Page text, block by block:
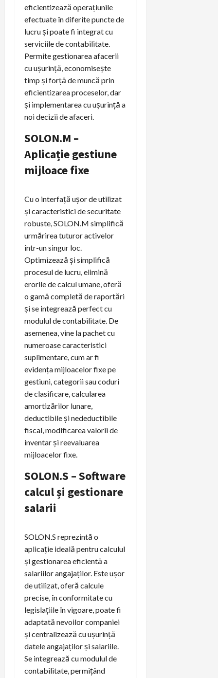
eficientizează operațiunile
efectuate în diferite puncte de
lucru și poate fi integrat cu
serviciile de contabilitate.
Permite gestionarea afacerii
cu ușurință, economisește
timp și forță de muncă prin
eficientizarea proceselor, dar
și implementarea cu ușurință a
noi decizii de afaceri.
SOLON.M –
Aplicație gestiune
mijloace fixe
Cu o interfață ușor de utilizat
și caracteristici de securitate
robuste, SOLON.M simplifică
urmărirea tuturor activelor
într-un singur loc.
Optimizează și simplifică
procesul de lucru, elimină
erorile de calcul umane, oferă
o gamă completă de raportări
și se integrează perfect cu
modulul de contabilitate. De
asemenea, vine la pachet cu
numeroase caracteristici
suplimentare, cum ar fi
evidența mijloacelor fixe pe
gestiuni, categorii sau coduri
de clasificare, calcularea
amortizărilor lunare,
deductibile și nedeductibile
fiscal, modificarea valorii de
inventar și reevaluarea
mijloacelor fixe.
SOLON.S – Software
calcul și gestionare
salarii
SOLON.S reprezintă o
aplicație ideală pentru calculul
și gestionarea eficientă a
salariilor angajaților. Este ușor
de utilizat, oferă calcule
precise, în conformitate cu
legislațiile în vigoare, poate fi
adaptată nevoilor companiei
și centralizează cu ușurință
datele angajaților și salariile.
Se integrează cu modulul de
contabilitate, permițând